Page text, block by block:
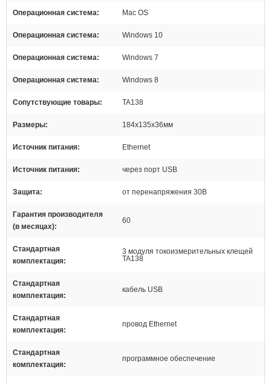
Операционная система Mac OS
Операционная система Windows 10
Операционная система Windows 7
Операционная система Windows 8
Сопутствующие товары TA138
Размеры 184x135x36мм
Источник питания Ethernet
Источник питания через порт USB
Защита от перенапряжения 30В
Гарантия производителя
(в месяцах)
60
Стандартная
комплектация
3 модуля токоизмерительных клещей
TA138
Стандартная
комплектация
кабель USB
Стандартная
комплектация
провод Ethernet
Стандартная
комплектация
программное обеспечение